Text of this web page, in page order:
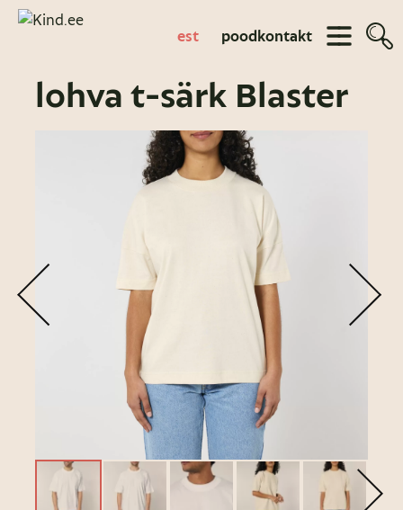
est poodkontakt
lohva t-särk Blaster